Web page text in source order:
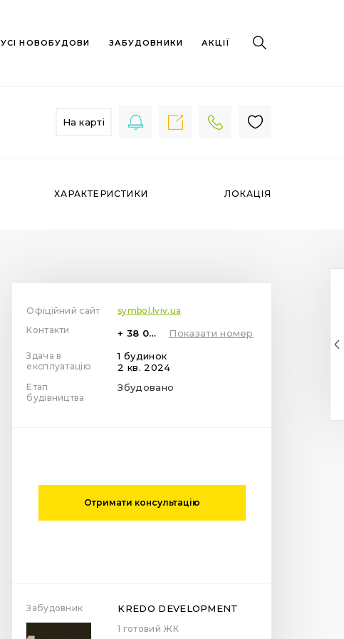
УСІ НОВОБУДОВИ ЗАБУДОВНИКИ АКЦІЇ
На карті
ХАРАКТЕРИСТИКИ ЛОКАЦІЯ
Офіційний сайт
symbol.lviv.ua
Контакти
+ 38 099 78 78 287 Показати номер
Здача в
експлуатацію
1 будинок
2 кв. 2024
Етап
будівництва
Збудовано
Отримати консультацію
Забудовник KREDO DEVELOPMENT
1 готовий ЖК